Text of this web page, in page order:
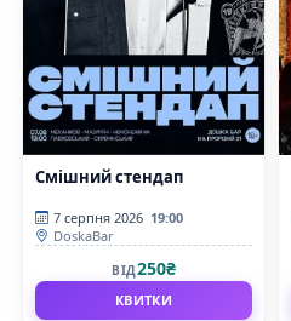
Смішний стендап
7 серпня 2026 19:00
DoskaBar
ВІД250₴
КВИТКИ